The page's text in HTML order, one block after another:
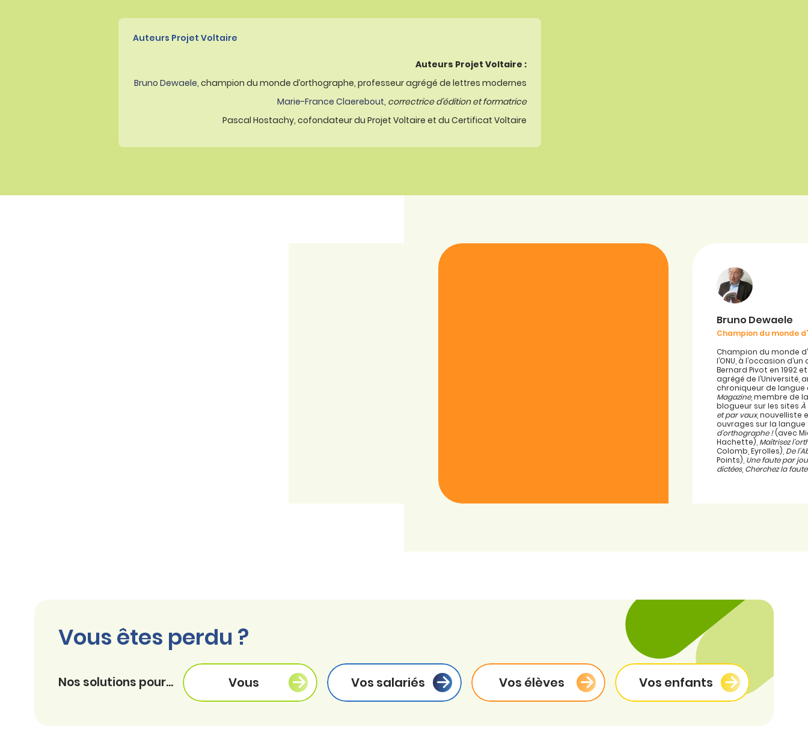
Auteurs Projet Voltaire
Auteurs Projet Voltaire :
Bruno Dewaele, champion du monde d’orthographe, professeur agrégé de lettres modernes
Marie-France Claerebout, correctrice d’édition et formatrice
Pascal Hostachy, cofondateur du Projet Voltaire et du Certificat Voltaire
Bruno Dewaele
Champion du monde
Champion du monde
l’ONU, à l’occasion
Bernard Pivot en 1992
agrégé de l’Université,
chroniqueur de
Magazine, membre de
blogueur sur les sites
et par vaux, nouvelliste
ouvrages sur la langue
d’orthographe !(avec
Hachette), Maîtrisez
Colomb, Eyrolles), De
Points), Une faute par
dictées, Cherchez la
Vous êtes perdu ?
Nos solutions pour... Vous Vos salariés Vos élèves Vos enfants